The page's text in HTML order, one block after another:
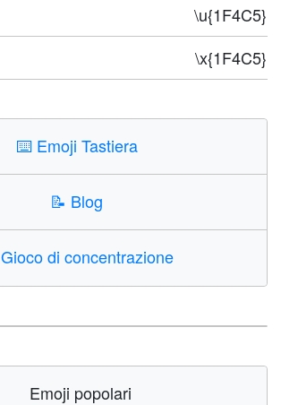
\u{1F4C5}
\x{1F4C5}
⌨️ Emoji Tastiera
📝 Blog
Gioco di concentrazione
Emoji popolari